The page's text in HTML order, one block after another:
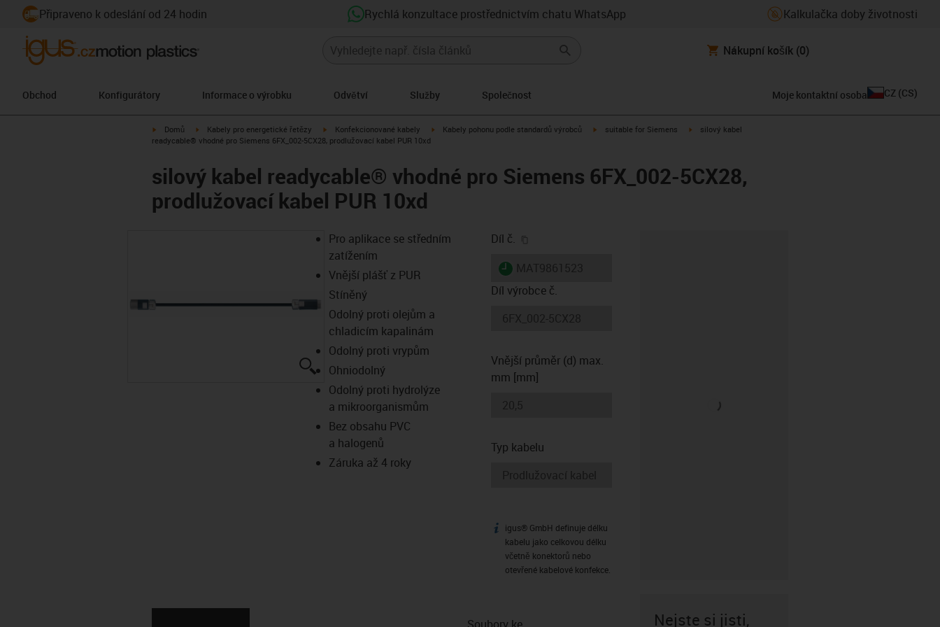
Připraveno k odeslání od 24 hodin Rychlá konzultace prostřednictvím chatu WhatsApp Kalkulačka doby životnosti
Nákupní košík (0)
Obchod Konfigurátory Informace o výrobku Odvětví Služby Společnost Moje kontaktní osoba CZ (CS)
igus-icon-arrow-right
Domů igus-icon-arrow-right
Kabely pro energetické řetězy igus-icon-arrow-right
Konfekcionované kabely igus-icon-arrow-right
Kabely pohonu podle standardů výrobců igus-icon-arrow-right
suitable for Siemens igus-icon-arrow-right
silový kabel
readycable® vhodné pro Siemens 6FX_002-5CX28, prodlužovací kabel PUR 10xd
silový kabel readycable® vhodné pro Siemens 6FX_002-5CX28,
prodlužovací kabel PUR 10xd
igus-icon-lupe
Pro aplikace se středním
zatížením
Vnější plášť z PUR
Stíněný
Odolný proti olejům a
chladicím kapalinám
Odolný proti vrypům
Ohniodolný
Odolný proti hydrolýze
a mikroorganismům
Bez obsahu PVC
a halogenů
Záruka až 4 roky
Díl č.
igus-icon-lieferzeit
Díl výrobce č.
Vnější průměr (d) max.
mm [mm]
Typ kabelu
igus-icon-info
igus® GmbH definuje délku
kabelu jako celkovou délku
včetně konektorů nebo
otevřené kabelové konfekce.
Soubory ke
Nejste si jisti,